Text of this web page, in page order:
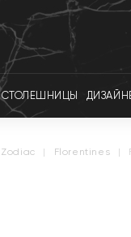
СТОЛЕШНИЦЫ
zodiac | florentines |